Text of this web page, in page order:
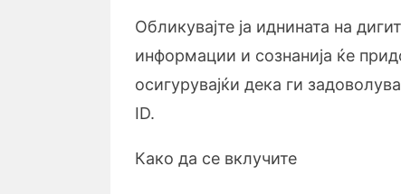
Обликувајте ја иднината на
информации и сознанија ќе
осигурувајќи дека ги
ID.
Како да се вклучите